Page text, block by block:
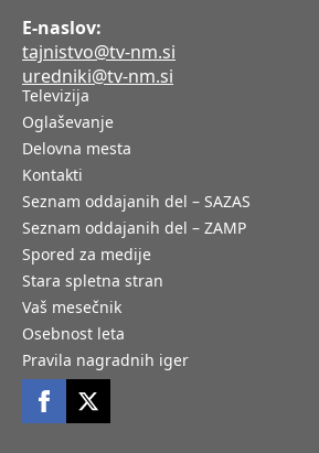
E-naslov:
tajnistvo@tv-nm.si
uredniki@tv-nm.si
Televizija
Oglaševanje
Delovna mesta
Kontakti
Seznam oddajanih del – SAZAS
Seznam oddajanih del – ZAMP
Spored za medije
Stara spletna stran
Vaš mesečnik
Osebnost leta
Pravila nagradnih iger